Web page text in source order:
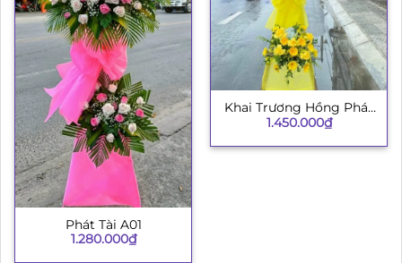
Phát Tài A01
1.280.000₫
Khai Trương Hồng Phát
003
1.450.000₫